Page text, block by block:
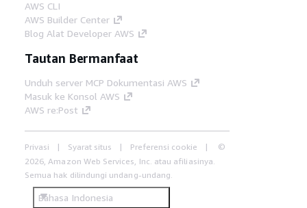
AWS CLI
AWS Builder Center
Blog Alat Developer AWS
Tautan Bermanfaat
Unduh server MCP Dokumentasi AWS
Masuk ke Konsol AWS
AWS re:Post
Privasi Syarat situs Preferensi cookie
©
2026, Amazon Web Services, Inc. atau afiliasinya.
Semua hak dilindungi undang-undang.
Bahasa Indonesia